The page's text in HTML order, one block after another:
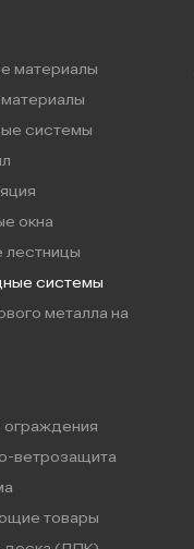
материалы
системы
окна
лестницы
системы
металла на
ветрозащита
товары